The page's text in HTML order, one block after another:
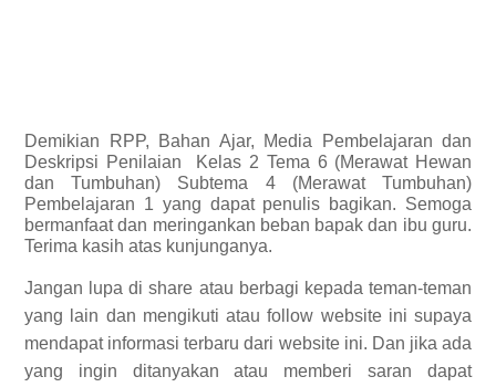
Demikian
RPP, Bahan Ajar, Media Pembelajaran dan
Deskripsi Penilaian
Kelas 2 Tema 6 (Merawat Hewan
dan Tumbuhan) Subtema 4 (Merawat Tumbuhan)
Pembelajaran 1 yang dapat penulis bagikan. Semoga
bermanfaat dan meringankan beban bapak dan ibu guru.
Terima kasih atas kunjunganya.
Jangan lupa di share atau berbagi kepada teman-teman
yang lain dan mengikuti atau follow website ini supaya
mendapat informasi terbaru dari website ini. Dan jika ada
yang ingin ditanyakan atau memberi saran dapat